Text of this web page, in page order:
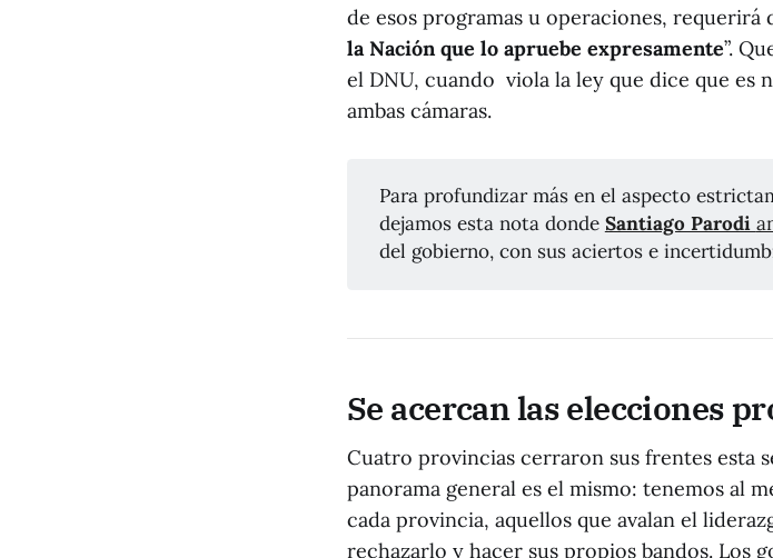
de esos programas u operaciones, requerirá
la Nación que lo apruebe expresamente”.
el DNU, cuando viola la ley que dice que es
ambas cámaras.
Para profundizar más en el aspecto
dejamos esta nota donde Santiago Parodi
del gobierno, con sus aciertos e
Se acercan las elecciones
Cuatro provincias cerraron sus frentes esta
panorama general es el mismo: tenemos al
cada provincia, aquellos que avalan el
rechazarlo y hacer sus propios bandos. Los